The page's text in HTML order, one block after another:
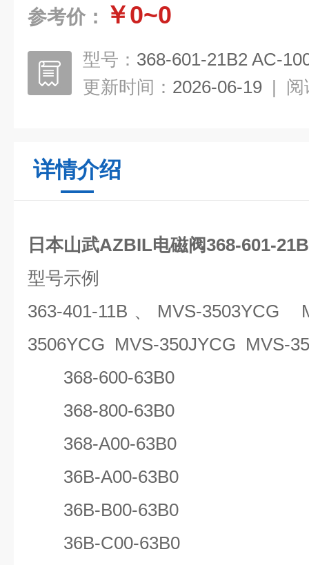
参考价： ￥0~0
型号： 368-601-21B2 AC-
更新时间： 2026-06-19 | 阅
详情介绍
日本山武AZBIL电磁阀368-601-
型号示例
363-401-11B、MVS-3503YCG
3506YCG MVS-350JYCG MVS-
368-600-63B0
368-800-63B0
368-A00-63B0
36B-A00-63B0
36B-B00-63B0
36B-C00-63B0